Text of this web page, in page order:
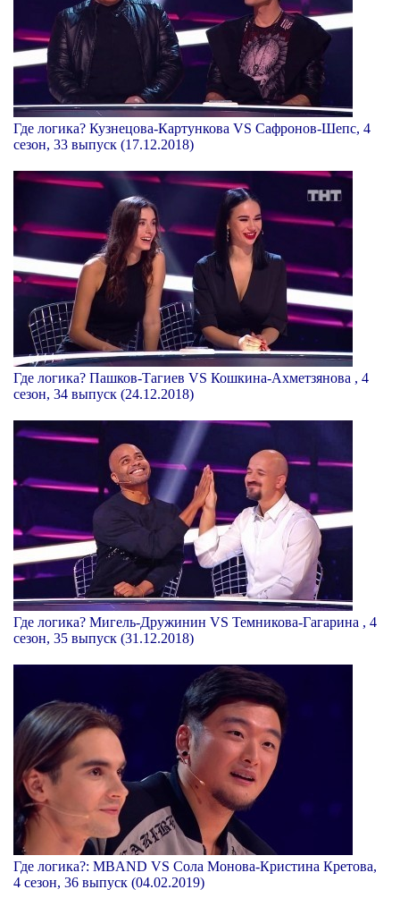
Где логика? Кузнецова-Картункова VS Сафронов-Шепс, 4
сезон, 33 выпуск (17.12.2018)
Где логика? Пашков-Тагиев VS Кошкина-Ахметзянова , 4
сезон, 34 выпуск (24.12.2018)
Где логика? Мигель-Дружинин VS Темникова-Гагарина , 4
сезон, 35 выпуск (31.12.2018)
Где логика?: MBAND VS Сола Монова-Кристина Кретова,
4 сезон, 36 выпуск (04.02.2019)